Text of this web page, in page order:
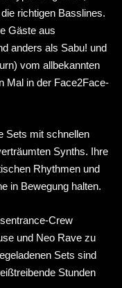
richtigen Basslines.
Gäste aus
anders als Sabu! und
vom allbekannten
Mal in der Face2Face-
Sets mit schnellen
Synths. Ihre
Rhythmen und
in Bewegung halten.
Crew
und Neo Rave zu
Sets sind
Stunden